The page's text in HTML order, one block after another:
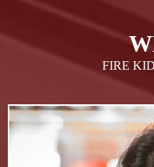
FIRE